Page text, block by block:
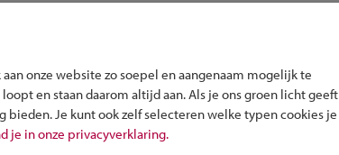
onze website zo soepel en aangenaam mogelijk te
en staan daarom altijd aan. Als je ons groen licht geeft
bieden. Je kunt ook zelf selecteren welke typen cookies je
je in onze privacyverklaring.